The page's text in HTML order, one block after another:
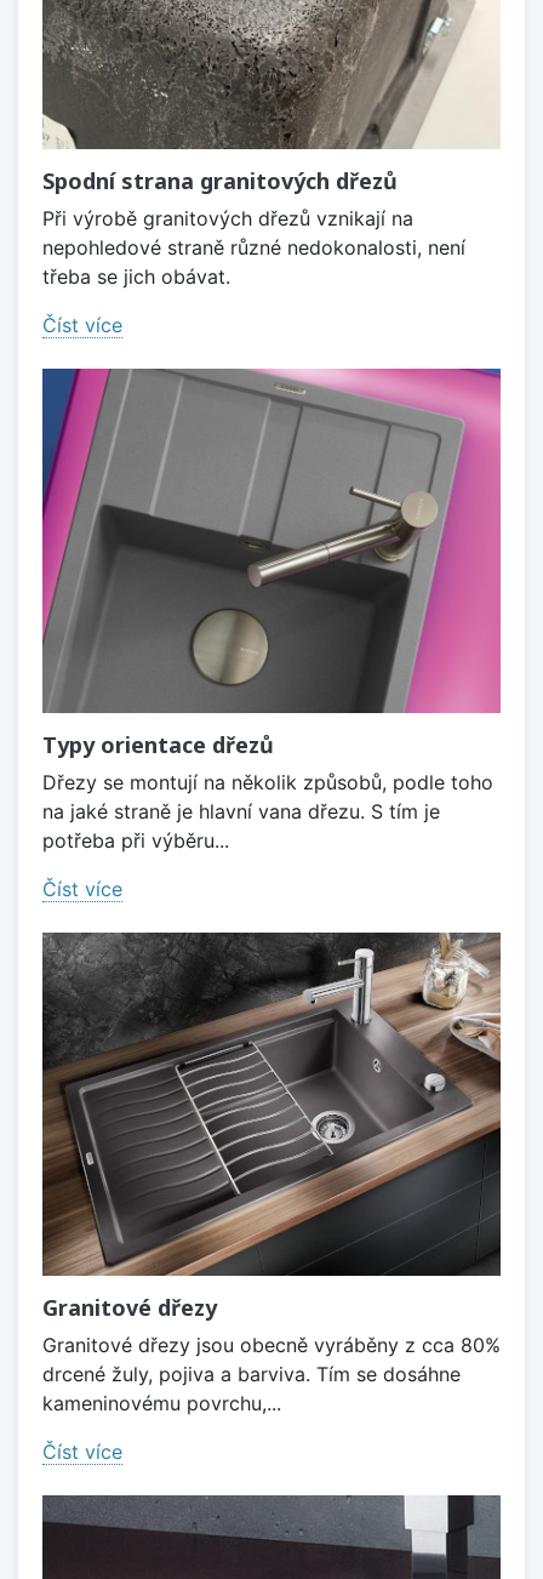
Spodní strana granitových dřezů
Při výrobě granitových dřezů vznikají na
nepohledové straně různé nedokonalosti, není
třeba se jich obávat.
Číst více
Typy orientace dřezů
Dřezy se montují na několik způsobů, podle toho
na jaké straně je hlavní vana dřezu. S tím je
potřeba při výběru...
Číst více
Granitové dřezy
Granitové dřezy jsou obecně vyráběny z cca 80%
drcené žuly, pojiva a barviva. Tím se dosáhne
kameninovému povrchu,...
Číst více